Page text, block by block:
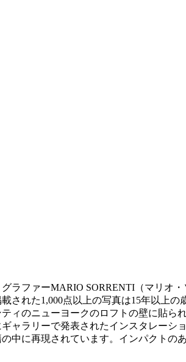
ラファーMARIO SORRENTI（マリオ
された1,000点以上の写真は15年以上
ィのニューヨークのロフトの壁に貼
ャラリーで発表されたインスタレー
中に再現されています。インパクトの